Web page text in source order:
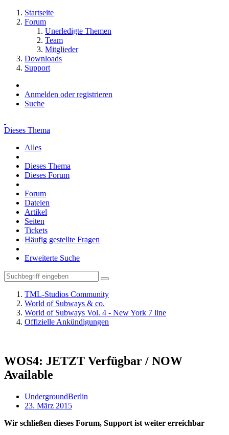
Startseite
Forum
Unerledigte Themen
Team
Mitglieder
Downloads
Support
Anmelden oder registrieren
Suche
Dieses Thema
Alles
Dieses Thema
Dieses Forum
Forum
Dateien
Artikel
Seiten
Tickets
Häufig gestellte Fragen
Erweiterte Suche
TML-Studios Community
World of Subways & co.
World of Subways Vol. 4 - New York 7 line
Offizielle Ankündigungen
WOS4: JETZT Verfügbar / NOW
Available
UndergroundBerlin
23. März 2015
Wir schließen dieses Forum, Support ist weiter erreichbar